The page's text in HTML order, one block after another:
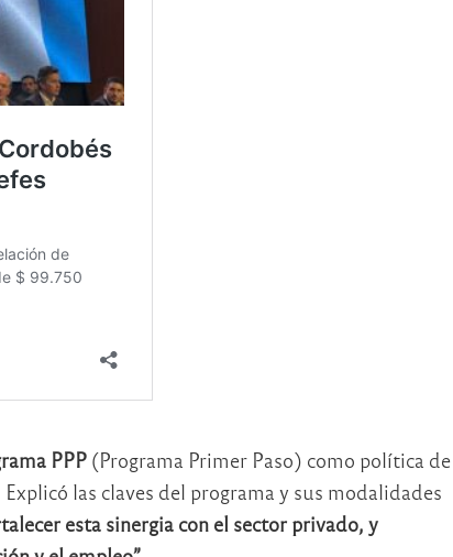
PPP(Programa Primer Paso) como política de
Explicó las claves del programa y sus modalidades
esta sinergia con el sector privado, y